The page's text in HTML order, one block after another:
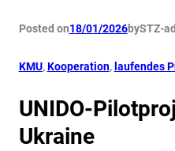
Posted on18/01/2026bySTZ-
KMU, Kooperation, laufendes
UNIDO-
Ukraine